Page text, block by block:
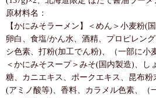
原材料名：
【かにみそラーメン】＜めん＞小麦粉(
卵白、食塩/かん水、酒精、プロピレン
シ色素、打粉(加工でん粉)、（一部に小
＜かにみそスープ＞みそ(国内製造)、し
糖、カニエキス、ポークエキス、昆布
(アミノ酸等)、香料、カラメル色素、（